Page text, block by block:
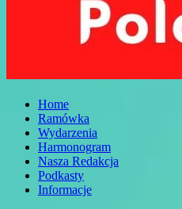
Home
Ramówka
Wydarzenia
Harmonogram
Nasza Redakcja
Podkasty
Informacje